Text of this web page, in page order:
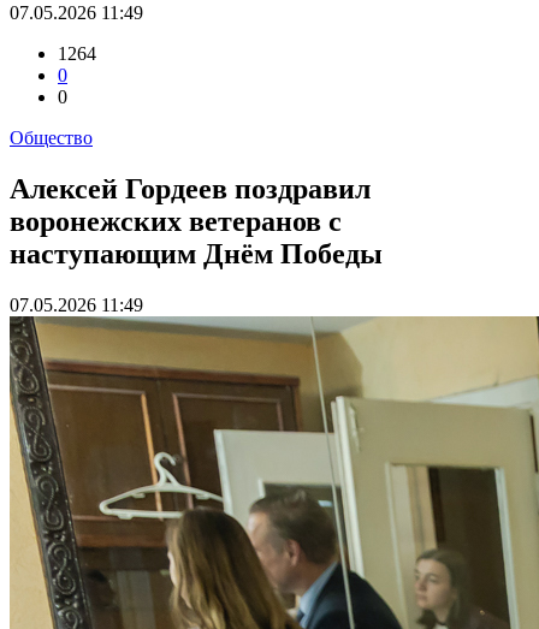
07.05.2026 11:49
1264
0
0
Общество
Алексей Гордеев поздравил
воронежских ветеранов с
наступающим Днём Победы
07.05.2026 11:49